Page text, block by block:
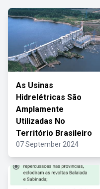
As Usinas
Hidrelétricas São
Amplamente
Utilizadas No
Território Brasileiro
07 September 2024